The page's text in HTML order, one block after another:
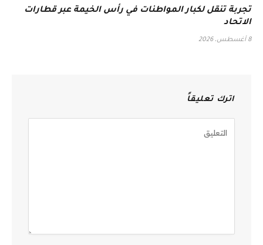
تجربة تنقل لكبار المواطنات في رأس الخيمة عبر قطارات
الاتحاد
8 أغسطس، 2026
اترك تعليقاً